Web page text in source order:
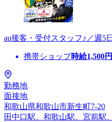
au接客・受付スタッフ♪／週5
携帯ショップ時給1,500
勤務地
面接地
和歌山県和歌山市新生町7-20
田中口駅、和歌山駅、宮前駅